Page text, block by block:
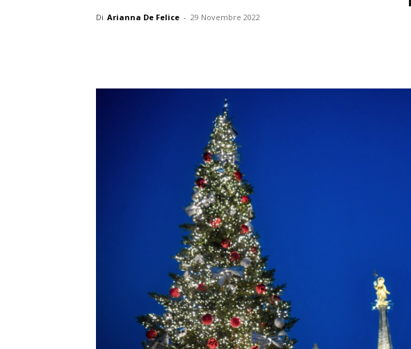
Di Arianna De Felice - 29 Novembre 2022